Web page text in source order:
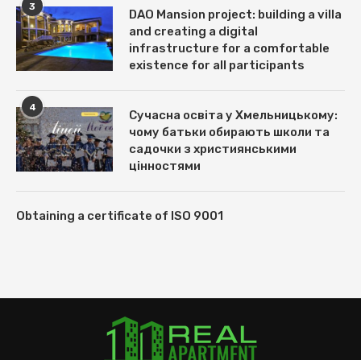
3
DAO Mansion project: building a villa
and creating a digital
infrastructure for a comfortable
existence for all participants
4
Сучасна освіта у Хмельницькому:
чому батьки обирають школи та
садочки з християнськими
цінностями
Obtaining a certificate of ISO 9001